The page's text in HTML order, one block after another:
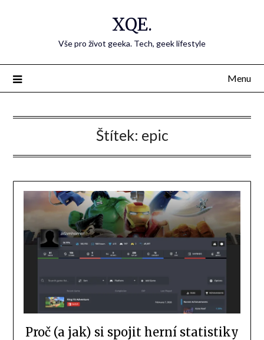
XQE.
Vše pro život geeka. Tech, geek lifestyle
Menu
Štítek: epic
Proč (a jak) si spojit herní statistiky